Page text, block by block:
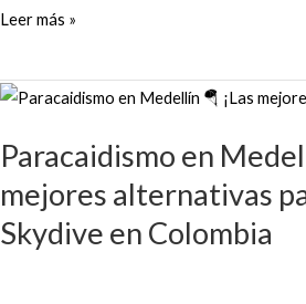
Leer más »
Paracaidismo en
mejores alternativas
Skydive en Colombia
Paracaidismo
Medellín?
mejores
alternativas